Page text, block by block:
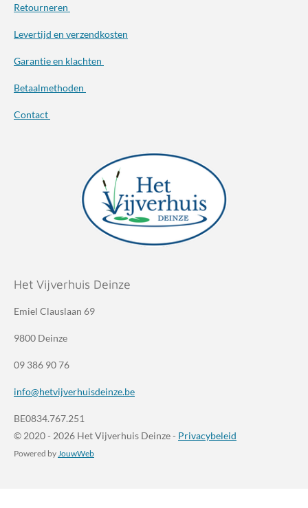
Retourneren
Levertijd en verzendkosten
Garantie en klachten
Betaalmethoden
Contact
Het Vijverhuis Deinze
Emiel Clauslaan 69
9800 Deinze
09 386 90 76
info@hetvijverhuisdeinze.be
BE0834.767.251
© 2020 - 2026 Het Vijverhuis Deinze - Privacybeleid
Powered by JouwWeb